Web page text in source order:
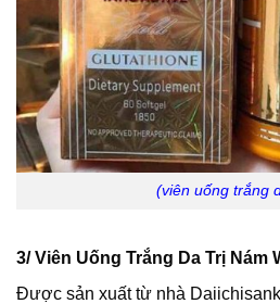
(viên uống trắng
3/ Viên Uống Trắng Da Trị Nám
Được sản xuất từ nhà